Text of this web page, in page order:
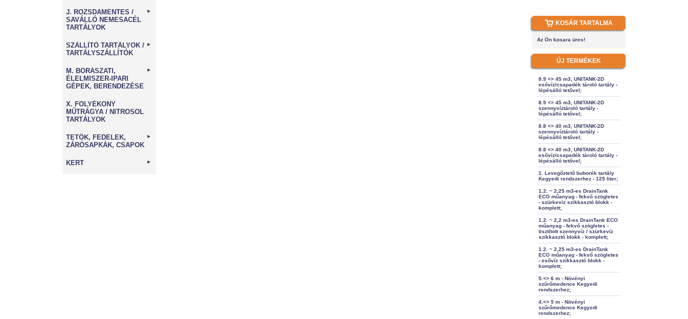
J. ROZSDAMENTES /
SAVÁLLÓ NEMESACÉL
TARTÁLYOK
►
SZÁLLÍTÓ TARTÁLYOK /
TARTÁLYSZÁLLÍTÓK
►
M. BORÁSZATI,
ÉLELMISZER-IPARI
GÉPEK, BERENDEZÉSE
►
X. FOLYÉKONY
MŰTRÁGYA / NITROSOL
TARTÁLYOK
TETŐK, FEDELEK,
ZÁRÓSAPKÁK, CSAPOK
►
KERT ►
KOSÁR TARTALMA
Az Ön kosara üres!
ÚJ TERMÉKEK
8.9 <> 45 m3, UNITANK-2D
esővíz/csapadék tároló tartály -
lépésálló tetővel;
8.9 <> 45 m3, UNITANK-2D
szennyvíztároló tartály -
lépésálló tetővel;
8.8 <> 40 m3, UNITANK-2D
szennyvíztároló tartály -
lépésálló tetővel;
8.8 <> 40 m3, UNITANK-2D
esővíz/csapadék tároló tartály -
lépésálló tetővel;
1. Levegőztető buborék tartály
Kegyedi rendszerhez - 125 liter;
1.2. ~ 2,25 m3-es DrainTank
ECO műanyag - fekvő szögletes
- szürkevíz szikkasztó blokk -
komplett;
1.2. ~ 2,2 m3-es DrainTank ECO
műanyag - fekvő szögletes -
tisztított szennyvíz / szürkevíz
szikkasztó blokk - komplett;
1.2. ~ 2,25 m3-es DrainTank
ECO műanyag - fekvő szögletes
- esővíz szikkasztó blokk -
komplett;
5.<> 6 m - Növényi
szűrőmedence Kegyedi
rendszerhez;
4.<> 5 m - Növényi
szűrőmedence Kegyedi
rendszerhez;